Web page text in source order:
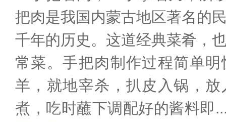
把肉是我国内蒙古地区著名的
千年的历史。这道经典菜肴，
常菜。手把肉制作过程简单
羊，就地宰杀，扒皮入锅，
煮，吃时蘸下调配好的酱料即